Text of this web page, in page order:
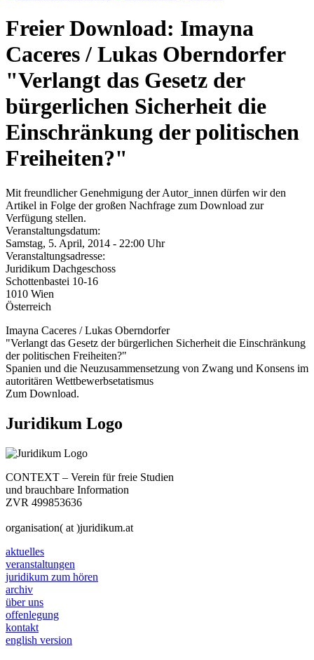
Freier Download: Imayna
Caceres / Lukas Oberndorfer
"Verlangt das Gesetz der
bürgerlichen Sicherheit die
Einschränkung der politischen
Freiheiten?"
Mit freundlicher Genehmigung der Autor_innen dürfen wir den
Artikel in Folge der großen Nachfrage zum Download zur
Verfügung stellen.
Veranstaltungsdatum:
Samstag, 5. April, 2014 - 22:00 Uhr
Veranstaltungsadresse:
Juridikum Dachgeschoss
Schottenbastei 10-16
1010 Wien
Österreich
Imayna Caceres / Lukas Oberndorfer
"Verlangt das Gesetz der bürgerlichen Sicherheit die Einschränkung
der politischen Freiheiten?"
Spanien und die Neuzusammensetzung von Zwang und Konsens im
autoritären Wettbewerbsetatismus
Zum Download.
Juridikum Logo
CONTEXT – Verein für freie Studien
und brauchbare Information
ZVR 499853636
organisation( at )juridikum.at
aktuelles
veranstaltungen
juridikum zum hören
archiv
über uns
offenlegung
kontakt
english version